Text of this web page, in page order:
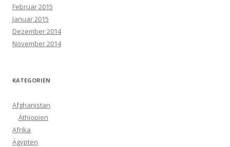
Februar 2015
Januar 2015
Dezember 2014
November 2014
KATEGORIEN
Afghanistan
Äthiopien
Afrika
Ägypten